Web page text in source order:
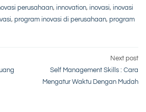
perusahaan, innovation, inovasi, inovasi
, program inovasi di perusahaan, program
Next post
Self Management Skills : Cara
Mengatur Waktu Dengan Mudah